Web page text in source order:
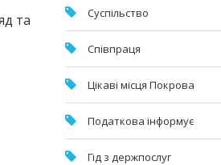
та
Суспільство
Співпраця
Цікаві місця Покрова
Податкова інформує
Гід з держпослуг